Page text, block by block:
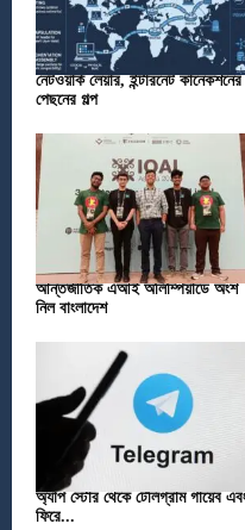
নেটওয়ার্ক লেয়ার, ইন্টারনেট কানেকশনের
পেছনের গল্প
আন্তর্জাতিক এআই অলিম্পিয়াডে অংশ
নিল বাংলাদেশ
অ্যাপ স্টোর থেকে টেলিগ্রাম গায়েব
ফিরে...